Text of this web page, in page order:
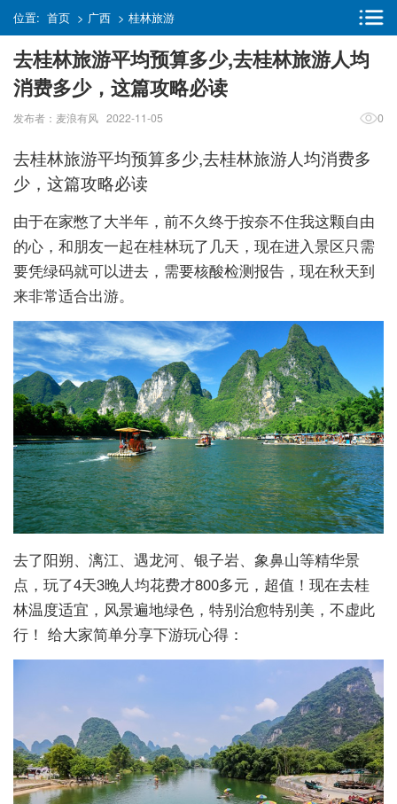
位置: 首页 > 广西 > 桂林旅游
去桂林旅游平均预算多少,去桂林旅游人均
消费多少，这篇攻略必读
发布者：麦浪有风 2022-11-05 0
去桂林旅游平均预算多少,去桂林旅游人均消费多
少，这篇攻略必读
由于在家憋了大半年，前不久终于按奈不住我这颗自由
的心，和朋友一起在桂林玩了几天，现在进入景区只需
要凭绿码就可以进去，需要核酸检测报告，现在秋天到
来非常适合出游。
去了阳朔、漓江、遇龙河、银子岩、象鼻山等精华景
点，玩了4天3晚人均花费才800多元，超值！现在去桂
林温度适宜，风景遍地绿色，特别治愈特别美，不虚此
行！ 给大家简单分享下游玩心得：